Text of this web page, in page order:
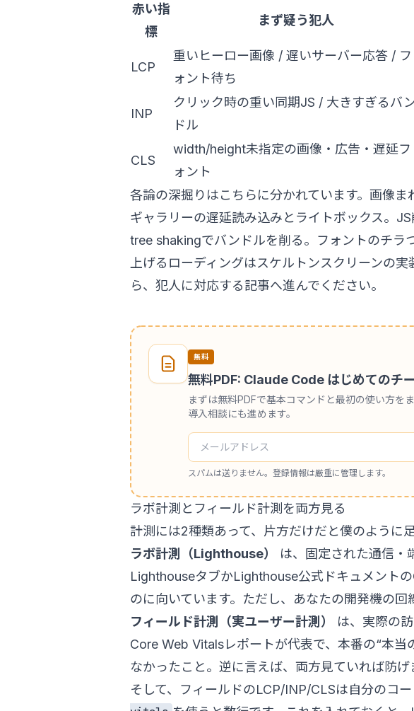
赤い指
標
まず疑う犯人
LCP
重いヒーロー画像 / 遅いサーバー応答 / フ
ォント待ち
INP
クリック時の重い同期JS / 大きすぎるバ
ドル
CLS
width/height未指定の画像・広告・遅延フ
ォント
各論の深掘りはこちらに分かれています。画像ま
ギャラリーの遅延読み込みとライトボックス。
tree shakingでバンドルを削る。フォントのチラ
上げるローディングはスケルトンスクリーンの実
ら、犯人に対応する記事へ進んでください。
無料
無料PDF: Claude Code はじめてのチ
まずは無料PDFで基本コマンドと最初の使い方を
導入相談にも進めます。
スパムは送りません。登録情報は厳重に管理します。
ラボ計測とフィールド計測を両方見る
計測には2種類あって、片方だけだと僕のように
ラボ計測（Lighthouse）
は、固定された通信・
LighthouseタブかLighthouse公式ドキュメント
のに向いています。ただし、あなたの開発機の回
フィールド計測（実ユーザー計測）
は、実際の
Core Web Vitalsレポートが代表で、本番の“本
なかったこと。逆に言えば、両方見ていれば防げ
そして、フィールドのLCP/INP/CLSは自分のコ